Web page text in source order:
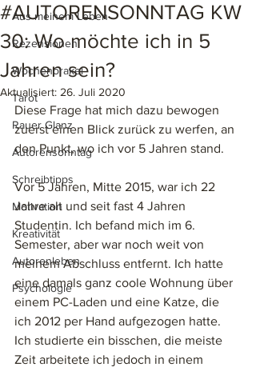
Aus meinem Leben
Rezensionen
Wochenorakel
Tarot
Rauer Glanz
Autorensonntag
Schreibtipps
Motivation
Kreativität
Autorenleben
Psychologie
#AUTORENSONNTAG KW
30: Wo möchte ich in 5
Jahren sein?
Aktualisiert: 26. Juli 2020
Diese Frage hat mich dazu bewogen
zuerst einen Blick zurück zu werfen, an
den Punkt, wo ich vor 5 Jahren stand.
Vor 5 Jahren, Mitte 2015, war ich 22
Jahre alt und seit fast 4 Jahren
Studentin. Ich befand mich im 6.
Semester, aber war noch weit von
meinem Abschluss entfernt. Ich hatte
eine damals ganz coole Wohnung über
einem PC-Laden und eine Katze, die
ich 2012 per Hand aufgezogen hatte.
Ich studierte ein bisschen, die meiste
Zeit arbeitete ich jedoch in einem